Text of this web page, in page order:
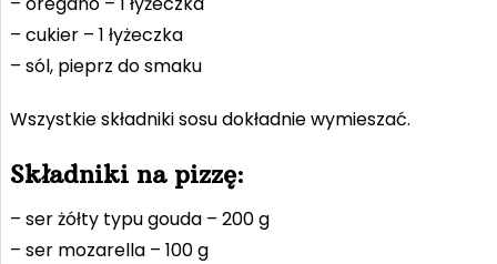
– cukier – 1 łyżeczka
– sól, pieprz do smaku
Wszystkie składniki sosu dokładnie wymieszać.
Składniki na pizzę:
– ser żółty typu gouda – 200 g
– ser mozarella – 100 g